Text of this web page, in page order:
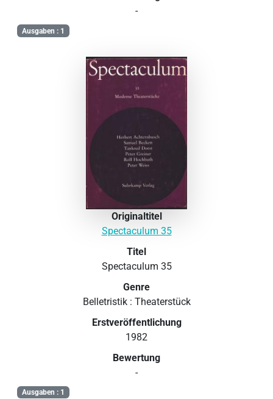
-
Ausgaben : 1
Originaltitel
Spectaculum 35
Titel
Spectaculum 35
Genre
Belletristik : Theaterstück
Erstveröffentlichung
1982
Bewertung
-
Ausgaben : 1